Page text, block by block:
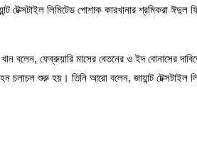
টেক্সটাইল লিমিটেড পোশাক কারখানার শ্রমিকরা
বলেন, ফেব্রুয়ারি মাসের বেতনের ও ইদ বোনাসের
চলাচল শুরু হয়। তিনি আরো বলেন, জায়ান্ট টেক্সটাইল